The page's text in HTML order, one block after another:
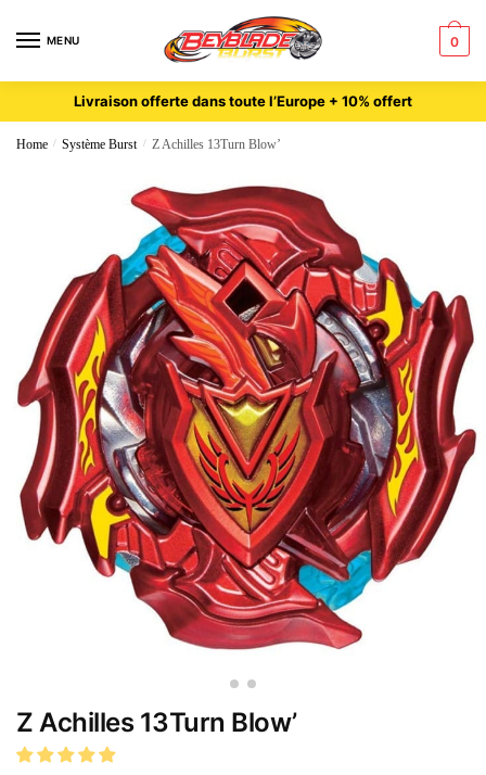
MENU 0
Livraison offerte dans toute l’Europe + 10% offert
Home / Système Burst / Z Achilles 13Turn Blow’
Z Achilles 13Turn Blow’